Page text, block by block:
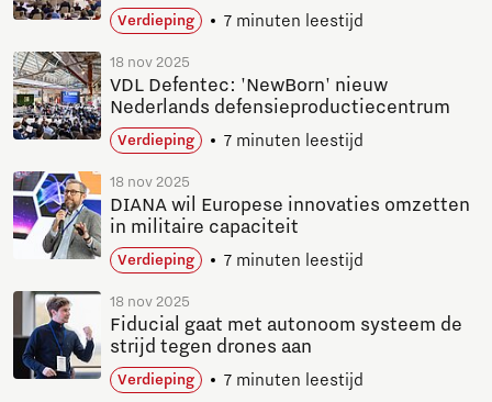
Verdieping 7 minuten leestijd
18 nov 2025
VDL Defentec: 'NewBorn' nieuw
Nederlands defensieproductiecentrum
Verdieping 7 minuten leestijd
18 nov 2025
DIANA wil Europese innovaties omzetten
in militaire capaciteit
Verdieping 7 minuten leestijd
18 nov 2025
Fiducial gaat met autonoom systeem de
strijd tegen drones aan
Verdieping 7 minuten leestijd